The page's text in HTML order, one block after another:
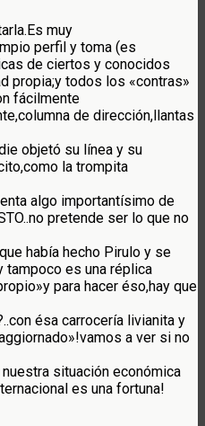
muy
perfil y toma (es
de ciertos y conocidos
propia;y todos los «contras»
fácilmente
de dirección,llantas
objetó su línea y su
la trompita
algo importantísimo de
pretende ser lo que no
había hecho Pirulo y se
tampoco es una réplica
para hacer éso,hay que
ésa carrocería livianita y
a ver si no
situación económica
es una fortuna!